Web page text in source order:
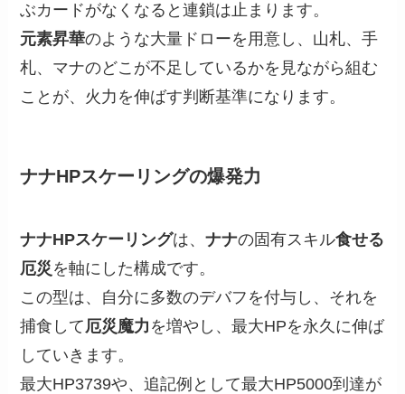
ぶカードがなくなると連鎖は止まります。
元素昇華のような大量ドローを用意し、山札、手
札、マナのどこが不足しているかを見ながら組む
ことが、火力を伸ばす判断基準になります。
ナナHPスケーリングの爆発力
ナナHPスケーリングは、ナナの固有スキル食せる
厄災 を軸にした構成です。
この型は、自分に多数のデバフを付与し、それを
捕食して 厄災魔力 を増やし、最大HPを永久に伸ば
していきます。
最大HP3739や、追記例として最大HP5000到達が